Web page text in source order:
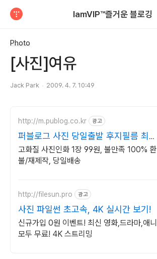
IamVIP™즐거운 블로깅
Photo
[사진]여유
Jack Park 2009. 4. 7. 10:49
http://m.publog.co.kr 광고
퍼블로그 사진 당일출발 후지필름 최고
급 인화지
고화질 사진인화 1장 99원, 불만족 100% 환
불/재제작, 당일배송
http://filesun.pro 광고
사진 파일썬 초고속, 4K 실시간 보기!
신규가입 0원 이벤트! 최신 영화,드라마,애니
모두 무료! 4K 스트리밍